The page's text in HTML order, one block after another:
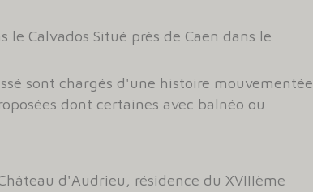
Calvados Situé près de Caen dans le
sont chargés d'une histoire mouvementée
dont certaines avec balnéo ou
d'Audrieu, résidence du XVIIIème